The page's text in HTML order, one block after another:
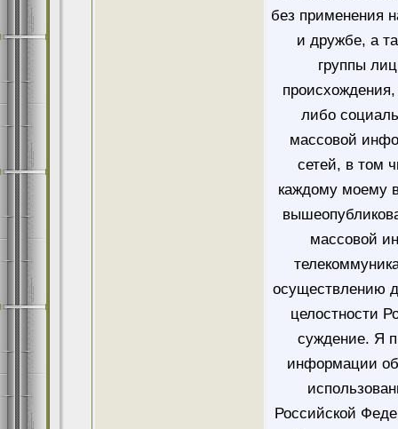
без применения
и дружбе, а
группы
либо
массовой
сетей, в том
каждому моему
массовой
осуществлению
целостности
суждение. Я
информации
Российской